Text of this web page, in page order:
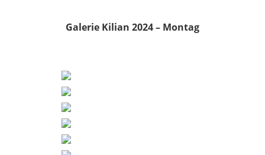
Galerie Kilian 2024 – Montag